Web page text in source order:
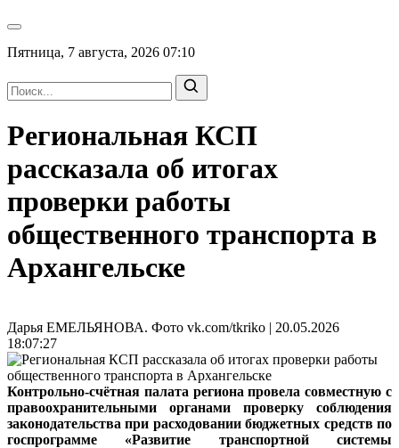
Пятница, 7 августа, 2026 07:10
Региональная КСП
рассказала об итогах
проверки работы
общественного транспорта в
Архангельске
Дарья ЕМЕЛЬЯНОВА. Фото vk.com/tkriko | 20.05.2026
18:07:27
Контрольно-счётная палата региона провела совместную с
правоохранительными органами проверку соблюдения
законодательства при расходовании бюджетных средств по
госпрограмме «Развитие транспортной системы